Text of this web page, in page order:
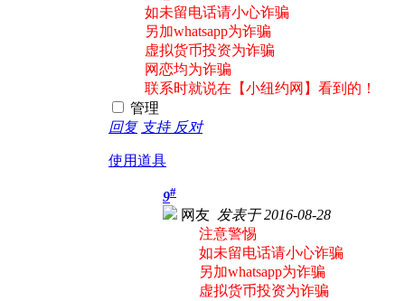
如未留电话请小心诈骗
另加whatsapp为诈骗
虚拟货币投资为诈骗
网恋均为诈骗
联系时就说在【小纽约网】看到的！
管理
回复 支持 反对
使用道具
9#
网友 发表于 2016-08-28
注意警惕
如未留电话请小心诈骗
另加whatsapp为诈骗
虚拟货币投资为诈骗